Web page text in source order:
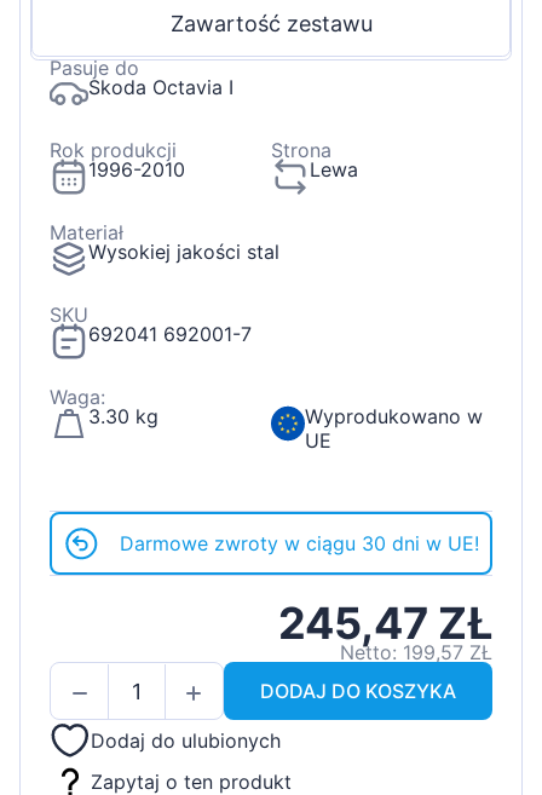
Zawartość zestawu
Pasuje do
Skoda Octavia I
Rok produkcji
1996-2010
Strona
Lewa
Materiał
Wysokiej jakości stal
SKU
692041 692001-7
Waga:
3.30 kg
Wyprodukowano w
UE
Darmowe zwroty w ciągu 30 dni w UE!
245,47 ZŁ
Netto: 199,57 ZŁ
DODAJ DO KOSZYKA
Dodaj do ulubionych
Zapytaj o ten produkt